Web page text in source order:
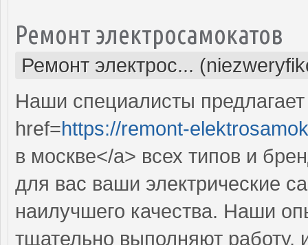
Ремонт электросамокатов
Ремонт электрос...
Наши специалисты
href=https://remont-
в москве</a> всех типов и
для вас ваши электрические
наилучшего качества. Наши
тщательно выполняют работу,